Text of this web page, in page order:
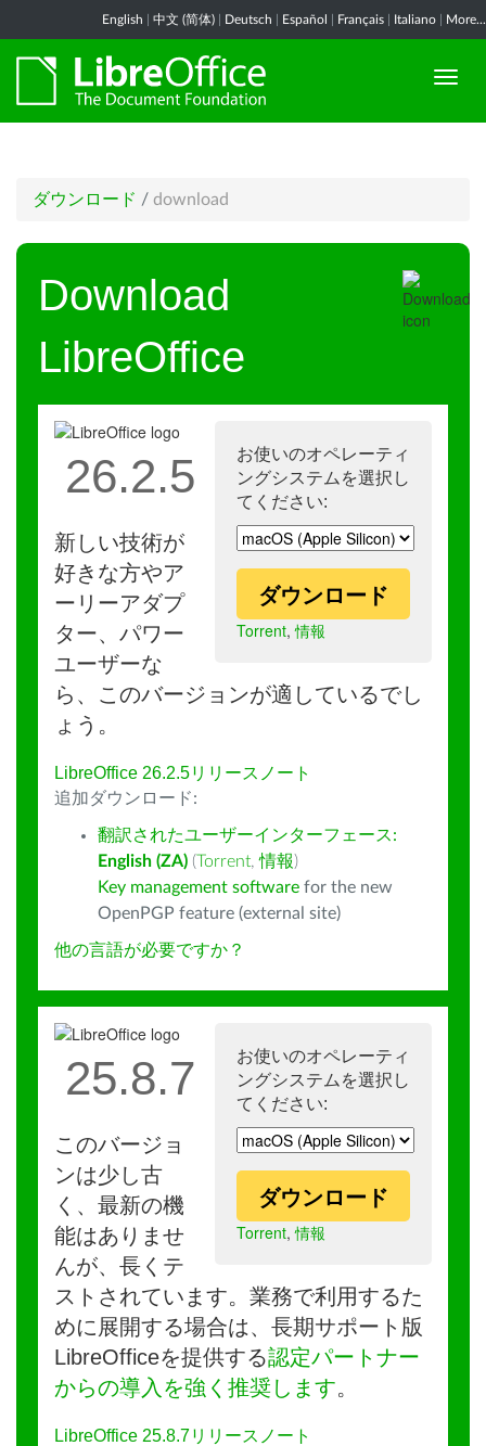
English 中文 (简体) Deutsch Español Français Italiano More...
ダウンロード / download
Download
LibreOffice
お使いのオペレーティ
ングシステムを選択し
てください:
ダウンロード
Torrent,情報
26.2.5
新しい技術が
好きな方やア
ーリーアダプ
ター、パワー
ユーザーな
ら、このバージョンが適しているでし
ょう。
LibreOffice 26.2.5リリースノート
追加ダウンロード:
翻訳されたユーザーインターフェース:
English (ZA) (Torrent,情報)
Key management software for the new
OpenPGP feature (external site)
他の言語が必要ですか？
お使いのオペレーティ
ングシステムを選択し
てください:
ダウンロード
Torrent,情報
25.8.7
このバージョ
ンは少し古
く、最新の機
能はありませ
んが、長くテ
ストされています。業務で利用するた
めに展開する場合は、長期サポート版
LibreOfficeを提供する認定パートナー
からの導入を強く推奨します。
LibreOffice 25.8.7リリースノート